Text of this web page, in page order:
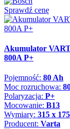
Sprawdź cenę
Akumulator
800A P+
Pojemność: 80 Ah
Moc rozruchowa:
Polaryzacja: P+
Mocowanie: B13
Wymiary: 315 x
Producent: Varta